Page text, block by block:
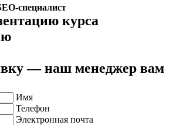
специалист
курса
— наш менеджер вам
Имя
Телефон
Электронная почта